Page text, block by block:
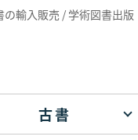
輸入販売 / 学術図書出版
古書